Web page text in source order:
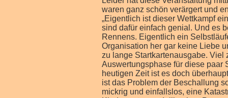
waren ganz schön verärgert und
„Eigentlich ist dieser Wettkampf
sind dafür einfach genial. Und es
Rennens. Eigentlich ein
Organisation her gar keine Liebe
zu lange Startkartenausgabe.
Auswertungsphase für diese paar
heutigen Zeit ist es doch
ist das Problem der Beschallung
mickrig und einfallslos, eine